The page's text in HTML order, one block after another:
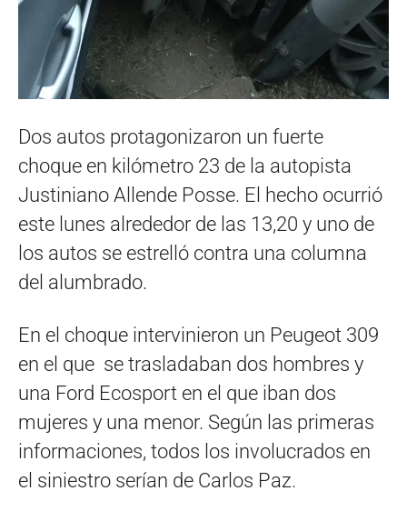
Dos autos protagonizaron un fuerte
choque en kilómetro 23 de la autopista
Justiniano Allende Posse. El hecho ocurrió
este lunes alrededor de las 13,20 y uno de
los autos se estrelló contra una columna
del alumbrado.
En el choque intervinieron un Peugeot 309
en el que se trasladaban dos hombres y
una Ford Ecosport en el que iban dos
mujeres y una menor. Según las primeras
informaciones, todos los involucrados en
el siniestro serían de Carlos Paz.